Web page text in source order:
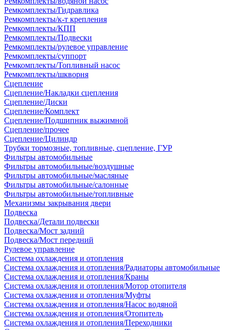
Ремкомплекты/Гидравлика
Ремкомплекты/к-т крепления
Ремкомплекты/КПП
Ремкомплекты/Подвески
Ремкомплекты/рулевое управление
Ремкомплекты/суппорт
Ремкомплекты/Топливный насос
Ремкомплекты/шкворня
Сцепление
Сцепление/Накладки сцепления
Сцепление/Диски
Сцепление/Комплект
Сцепление/Подшипник выжимной
Сцепление/прочее
Сцепление/Цилиндр
Трубки тормозные, топливные, сцепление, ГУР
Фильтры автомобильные
Фильтры автомобильные/воздушные
Фильтры автомобильные/масляные
Фильтры автомобильные/салонные
Фильтры автомобильные/топливные
Механизмы закрывания двери
Подвеска
Подвеска/Детали подвески
Подвеска/Мост задний
Подвеска/Мост передний
Рулевое управление
Система охлаждения и отопления
Система охлаждения и отопления/Радиаторы автомобильные
Система охлаждения и отопления/Краны
Система охлаждения и отопления/Мотор отопителя
Система охлаждения и отопления/Муфты
Система охлаждения и отопления/Насос водяной
Система охлаждения и отопления/Отопитель
Система охлаждения и отопления/Переходники